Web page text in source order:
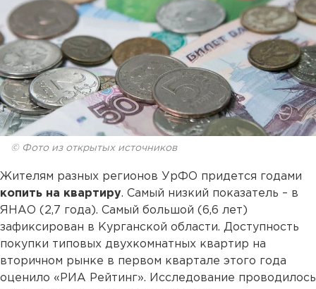
© Фото из открытых источников
Жителям разных регионов УрФО придется годами
копить на квартиру. Самый низкий показатель – в
ЯНАО (2,7 года). Самый большой (6,6 лет)
зафиксирован в Курганской области. Доступность
покупки типовых двухкомнатных квартир на
вторичном рынке в первом квартале этого года
оценило «РИА Рейтинг». Исследование проводилось